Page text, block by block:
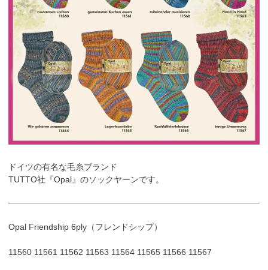
ドイツの有名な毛糸ブランド
TUTTO社『Opal』のソックヤーンです。
Opal Friendship 6ply（フレンドシップ）
11560 11561 11562 11563 11564 11565 11566 11567